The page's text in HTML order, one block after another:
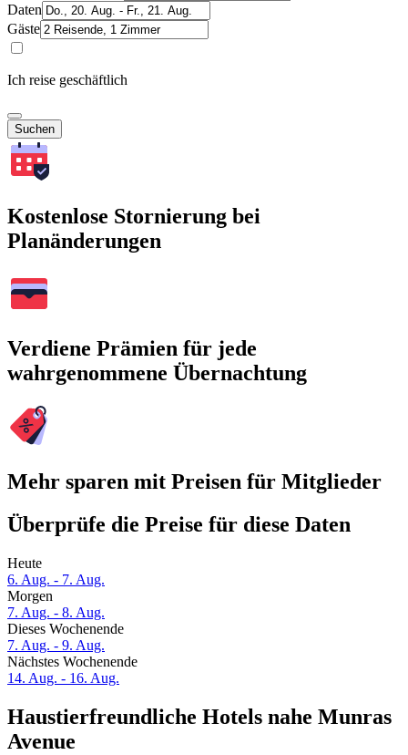
Daten
Gäste
Ich reise geschäftlich
Suchen
Kostenlose Stornierung bei
Planänderungen
Verdiene Prämien für jede
wahrgenommene Übernachtung
Mehr sparen mit Preisen für Mitglieder
Überprüfe die Preise für diese Daten
Heute
6. Aug. - 7. Aug.
Morgen
7. Aug. - 8. Aug.
Dieses Wochenende
7. Aug. - 9. Aug.
Nächstes Wochenende
14. Aug. - 16. Aug.
Haustierfreundliche Hotels nahe Munras
Avenue